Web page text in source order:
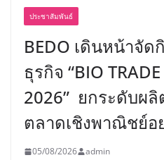
ประชาสัมพันธ์
BEDO เดินหน้าจัด
ธุรกิจ “BIO
2026” ยกระดับผ
ตลาดเชิงพาณิชย์อ
05/08/2026 admin